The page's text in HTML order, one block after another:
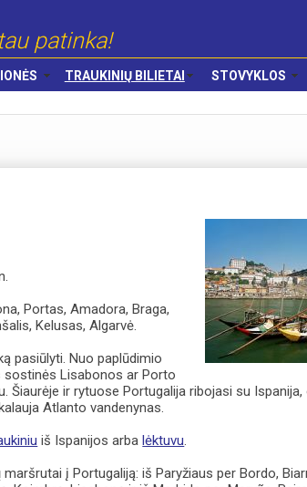
patinka!
TRAUKINIŲ BILIETAI STOVYKLOS
Portas, Amadora, Braga,
Kelusas, Algarvė.
pasiūlyti. Nuo paplūdimio
sostinės Lisabonos ar Porto
Šiaurėje ir rytuose Portugalija ribojasi su Ispanija,
Atlanto vandenynas.
iš Ispanijos arbalėktuvu.
maršrutai į Portugaliją: iš Paryžiaus per Bordo,